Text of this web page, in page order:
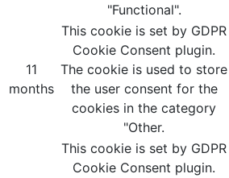
"Functional".
11
months
This cookie is set by GDPR
Cookie Consent plugin.
The cookie is used to store
the user consent for the
cookies in the category
"Other.
This cookie is set by GDPR
Cookie Consent plugin.